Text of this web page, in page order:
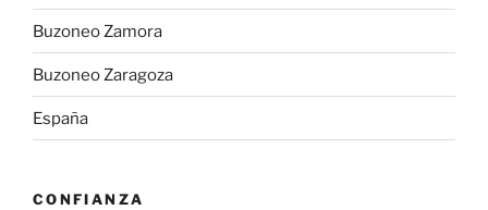
Buzoneo Zamora
Buzoneo Zaragoza
España
CONFIANZA